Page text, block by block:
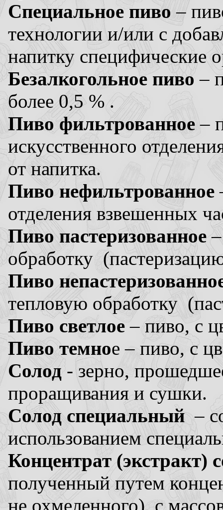
Специальное пиво –
технологии и/или с
напитку специфические
Безалкогольное пиво –
более 0,5 % .
Пиво фильтрованное –
искусственного
от напитка.
Пиво нефильтрованное
отделения взвешенных
Пиво пастеризованное
обработку
Пиво
тепловую обработку
Пиво светлое – пиво, с
Пиво темное – пиво, с
Солод - зерно,
проращивания и сушки.
Солод специальный–
использованием
Концентрат (экстракт)
полученный путем
не охмеленного), с